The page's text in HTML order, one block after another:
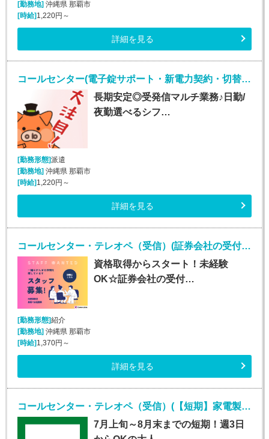
[勤務地]沖縄県 那覇市
[時給]1,220円～
詳細を見る
コールセンター(電子錠サポート・新電力契約・切替事務業務/週5シフト制)
長期安定◎受発信マルチ業務♪日勤/
夜勤選べるシフ…
[勤務形態]派遣
[勤務地]沖縄県 那覇市
[時給]1,220円～
詳細を見る
コールセンター・テレオペ（受信）(証券会社の受付・事務スタッフ/6月9日入社)
資格取得からスタート！未経験
OK☆証券会社の受付…
[勤務形態]紹介
[勤務地] 沖縄県 那覇市
[時給] 1,370円～
詳細を見る
コールセンター・テレオペ（受信）(【短期】家電製品の訪問修理日程案内コールセンター受信)
7月上旬～8月末までの短期！週3日